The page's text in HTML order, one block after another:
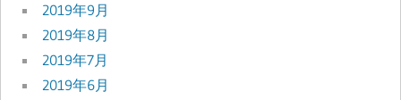
2019年9月
2019年8月
2019年7月
2019年6月